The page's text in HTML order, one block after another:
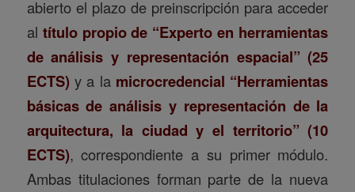
abierto el plazo de preinscripción para acceder
al título propio de “Experto en herramientas
de análisis y representación espacial” (25
ECTS)y a la microcredencial “Herramientas
básicas de análisis y representación de la
arquitectura, la ciudad y el territorio” (10
ECTS), correspondiente a su primer módulo.
Ambas titulaciones forman parte de la nueva